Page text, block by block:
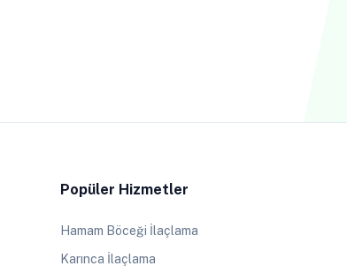
Popüler Hizmetler
Hamam Böceği İlaçlama
Karınca İlaçlama